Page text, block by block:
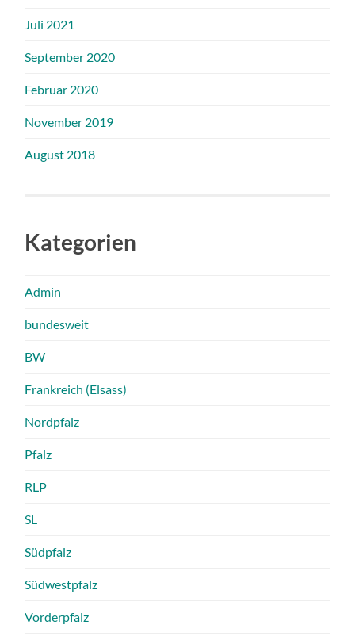
Juli 2021
September 2020
Februar 2020
November 2019
August 2018
Kategorien
Admin
bundesweit
BW
Frankreich (Elsass)
Nordpfalz
Pfalz
RLP
SL
Südpfalz
Südwestpfalz
Vorderpfalz